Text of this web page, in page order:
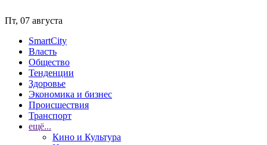
Пт, 07 августа
SmartCity
Власть
Общество
Тенденции
Здоровье
Экономика и бизнес
Происшествия
Транспорт
ещё...
Кино и Культура